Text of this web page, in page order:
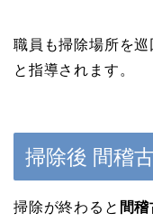
職員も掃除場所を
と指導されます。
掃除後 間稽古
掃除が終わると 間稽